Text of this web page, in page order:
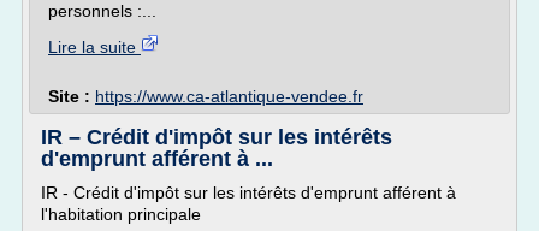
personnels :...
Lire la suite
Site : https://www.ca-atlantique-vendee.fr
IR – Crédit d'impôt sur les intérêts
d'emprunt afférent à ...
IR - Crédit d'impôt sur les intérêts d'emprunt afférent à
l'habitation principale